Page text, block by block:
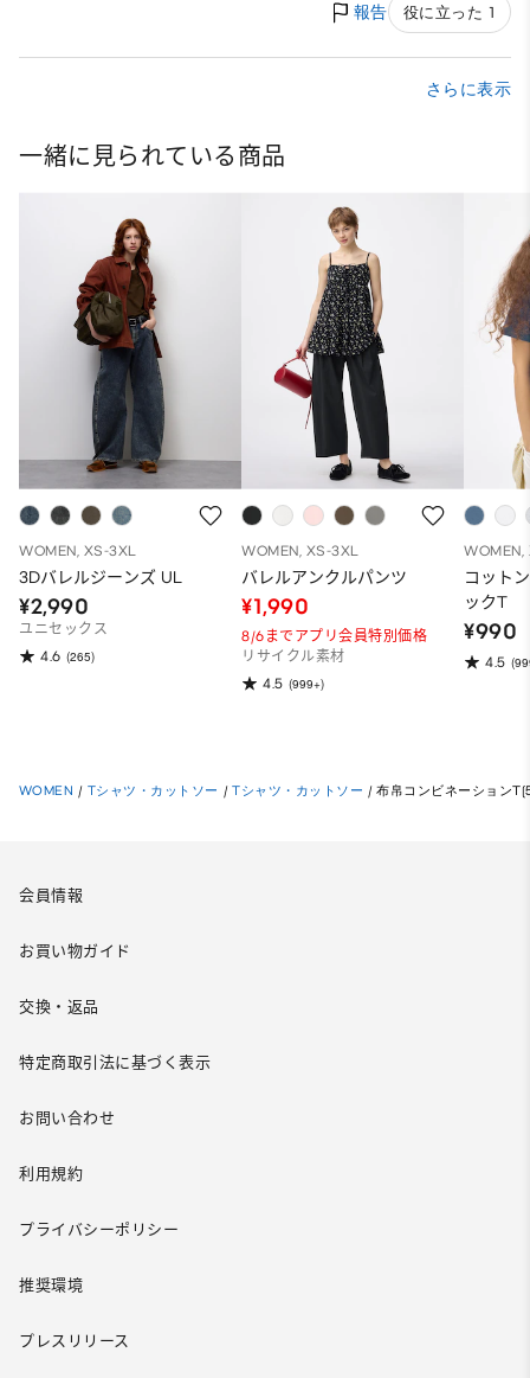
報告 役に立った 1
さらに表示
一緒に見られている商品
WOMEN, XS-3XL
3Dバレルジーンズ UL
¥2,990
ユニセックス
4.6 (265)
WOMEN, XS-3XL
バレルアンクルパンツ
¥1,990
8/6までアプリ会員特別価格
リサイクル素材
4.5 (999+)
WOMEN,
コット
ックT
¥990
4.5
WOMEN / Tシャツ・カットソー / Tシャツ・カットソー / 布帛コンビネーション
会員情報
お買い物ガイド
交換・返品
特定商取引法に基づく表示
お問い合わせ
利用規約
プライバシーポリシー
推奨環境
プレスリリース